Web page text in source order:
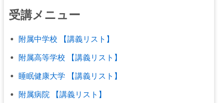
受講メニュー
附属中学校 【講義リスト】
附属高等学校 【講義リスト】
睡眠健康大学 【講義リスト】
附属病院 【講義リスト】